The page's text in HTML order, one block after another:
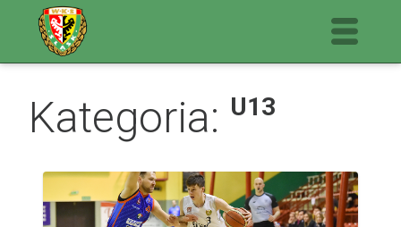
Kategoria: U13